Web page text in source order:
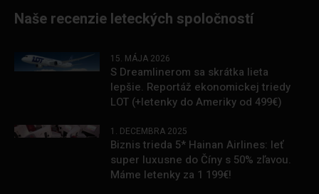
Naše recenzie leteckých spoločností
15. MÁJA 2026
S Dreamlinerom sa skrátka lieta
lepšie. Reportáž ekonomickej triedy
LOT (+letenky do Ameriky od 499€)
1. DECEMBRA 2025
Biznis trieda 5* Hainan Airlines: leť
super luxusne do Číny s 50% zľavou.
Máme letenky za 1 199€!